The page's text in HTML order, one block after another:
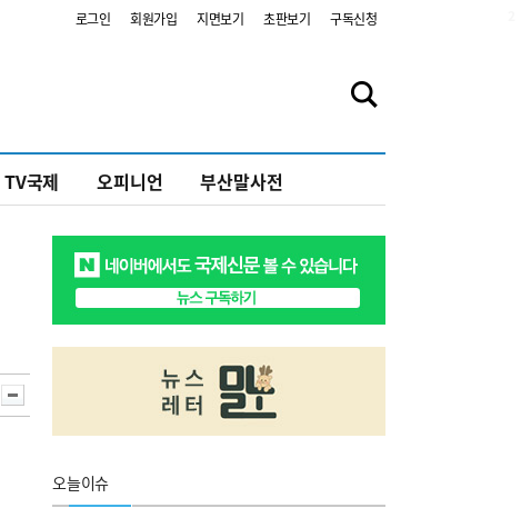
로그인 회원가입 지면보기 초판보기 구독신청
TV국제 오피니언 부산말사전
오늘이슈